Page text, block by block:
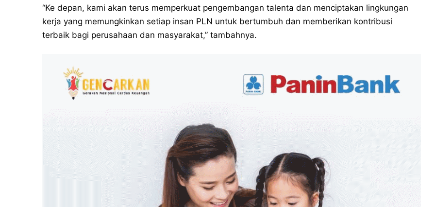
“Ke depan, kami akan terus memperkuat pengembangan talenta dan menciptakan lingkungan
kerja yang memungkinkan setiap insan PLN untuk bertumbuh dan memberikan kontribusi
terbaik bagi perusahaan dan masyarakat,” tambahnya.